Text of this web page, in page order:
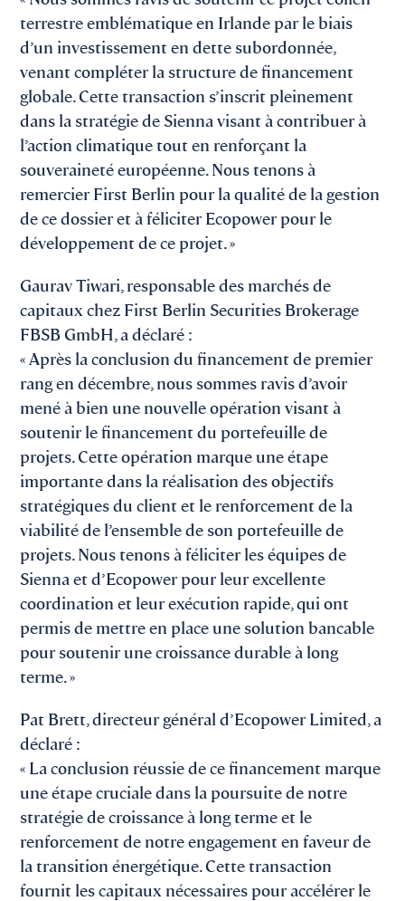
terrestre emblématique en Irlande par le biais
d’un investissement en dette subordonnée,
venant compléter la structure de financement
globale. Cette transaction s’inscrit pleinement
dans la stratégie de Sienna visant à contribuer à
l’action climatique tout en renforçant la
souveraineté européenne. Nous tenons à
remercier First Berlin pour la qualité de la gestion
de ce dossier et à féliciter Ecopower pour le
développement de ce projet. »
Gaurav Tiwari, responsable des marchés de
capitaux chez First Berlin Securities Brokerage
FBSB GmbH, a déclaré :
« Après la conclusion du financement de premier
rang en décembre, nous sommes ravis d’avoir
mené à bien une nouvelle opération visant à
soutenir le financement du portefeuille de
projets. Cette opération marque une étape
importante dans la réalisation des objectifs
stratégiques du client et le renforcement de la
viabilité de l’ensemble de son portefeuille de
projets. Nous tenons à féliciter les équipes de
Sienna et d’Ecopower pour leur excellente
coordination et leur exécution rapide, qui ont
permis de mettre en place une solution bancable
pour soutenir une croissance durable à long
terme. »
Pat Brett, directeur général d’Ecopower Limited, a
déclaré :
« La conclusion réussie de ce financement marque
une étape cruciale dans la poursuite de notre
stratégie de croissance à long terme et le
renforcement de notre engagement en faveur de
la transition énergétique. Cette transaction
fournit les capitaux nécessaires pour accélérer le